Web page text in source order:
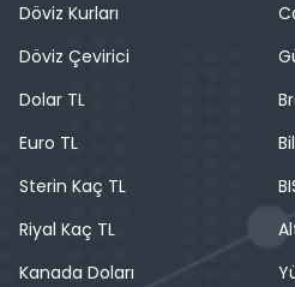
Döviz Kurları
Döviz Çevirici
Dolar TL
Euro TL
Sterin Kaç TL
Riyal Kaç TL
Kanada Doları